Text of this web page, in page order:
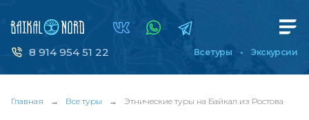
8 914 954 51 22 Все туры Экскурсии
Главная → Все туры → Этнические туры на Байкал из Ростова